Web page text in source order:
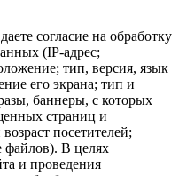
согласие на обработку
(IP-адрес;
тип, версия, язык
его экрана; тип и
баннеры, с которых
страниц и
посетителей;
файлов). В целях
и проведения